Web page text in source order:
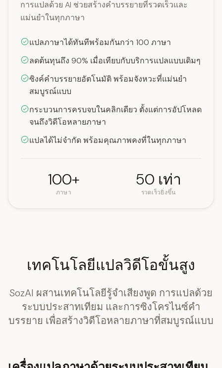
การแปลด้วย AI ช่วยสร้างคำบรรยายที่รวดเร็วและ
แม่นยำในทุกภาษา
แปลภาษาได้ทันทีพร้อมกันกว่า 100 ภาษา
ลดต้นทุนถึง 90% เมื่อเทียบกับบริการแปลแบบเดิมๆ
ซิงค์คำบรรยายอัตโนมัติ พร้อมจังหวะที่แม่นยำ
สมบูรณ์แบบ
กระบวนการครบจบในคลิกเดียว ตั้งแต่การอัปโหลด
จนถึงวิดีโอหลายภาษา
แปลได้ไม่จำกัด พร้อมคุณภาพคงที่ในทุกภาษา
100+
ภาษา
50 เท่า
รวดเร็วยิ่งขึ้น
เทคโนโลยีแปลวิดีโอขั้นสูง
SozAI ผสานเทคโนโลยีรู้จำเสียงพูด การแปลด้วย
ระบบประสาทเทียม และการซิงโครไนซ์คำ
บรรยาย เพื่อสร้างวิดีโอหลายภาษาที่สมบูรณ์แบบ